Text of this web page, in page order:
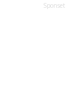
Sponset